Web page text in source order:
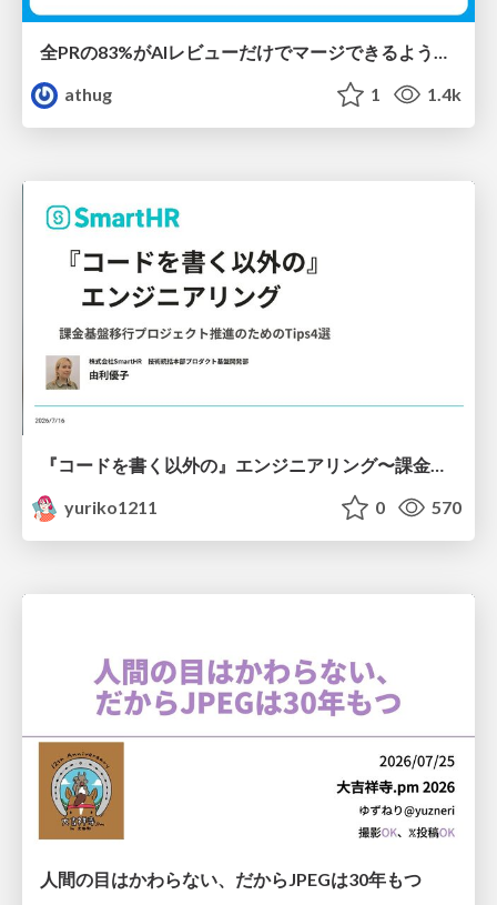
全PRの83%がAIレビューだけでマージできるようになった開発組織はその後どうなったか
athug
1 1.4k
『コードを書く以外の』エンジニアリング〜課金基盤移行プロジェクト推進のためのTips4選
yuriko1211
0 570
人間の目はかわらない、だからJPEGは30年もつ